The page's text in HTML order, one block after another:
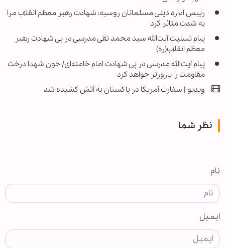
رییس اداره دینی مسلمانان روسیه: شهادت رهبر معظم انقلاب مرا
به شدت متاثر کرد
پیام تسلیت آیت‌الله سید محمد تقی مدرسی در پی شهادت رهبر
معظم انقلاب(ره)
پیام آیت‌الله مدرسی در پی شهادت امام خامنه‌ای/ خون شهدا درخت
مقاومت را بارورتر خواهد کرد
ویدیو | سفارت آمریکا در پاکستان به آتش کشیده شد
نظر شما
نام
ایمیل